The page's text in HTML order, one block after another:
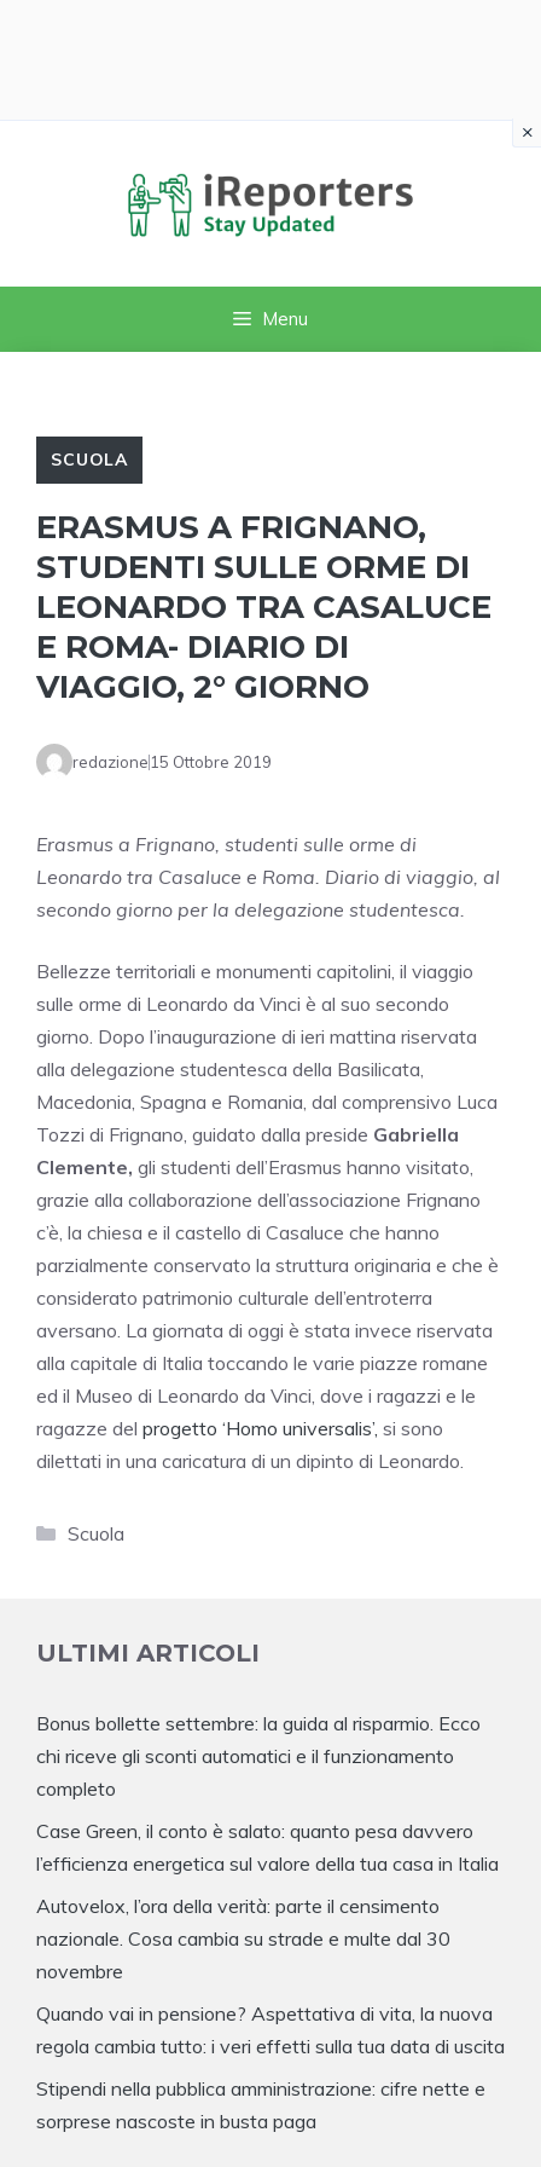
Menu
SCUOLA
ERASMUS A FRIGNANO,
STUDENTI SULLE ORME DI
LEONARDO TRA CASALUCE
E ROMA- DIARIO DI
VIAGGIO, 2° GIORNO
redazione 15 Ottobre 2019
Erasmus a Frignano, studenti sulle orme di
Leonardo tra Casaluce e Roma. Diario di viaggio, al
secondo giorno per la delegazione studentesca.
Bellezze territoriali e monumenti capitolini, il viaggio
sulle orme di Leonardo da Vinci è al suo secondo
giorno. Dopo l’inaugurazione di ieri mattina riservata
alla delegazione studentesca della Basilicata,
Macedonia, Spagna e Romania, dal comprensivo Luca
Tozzi di Frignano, guidato dalla preside Gabriella
Clemente, gli studenti dell’Erasmus hanno visitato,
grazie alla collaborazione dell’associazione Frignano
c’è, la chiesa e il castello di Casaluce che hanno
parzialmente conservato la struttura originaria e che è
considerato patrimonio culturale dell’entroterra
aversano. La giornata di oggi è stata invece riservata
alla capitale di Italia toccando le varie piazze romane
ed il Museo di Leonardo da Vinci, dove i ragazzi e le
ragazze del progetto ‘Homo universalis’, si sono
dilettati in una caricatura di un dipinto di Leonardo.
Categorie
Scuola
ULTIMI ARTICOLI
Bonus bollette settembre: la guida al risparmio. Ecco
chi riceve gli sconti automatici e il funzionamento
completo
Case Green, il conto è salato: quanto pesa davvero
l’efficienza energetica sul valore della tua casa in Italia
Autovelox, l’ora della verità: parte il censimento
nazionale. Cosa cambia su strade e multe dal 30
novembre
Quando vai in pensione? Aspettativa di vita, la nuova
regola cambia tutto: i veri effetti sulla tua data di uscita
Stipendi nella pubblica amministrazione: cifre nette e
sorprese nascoste in busta paga
×